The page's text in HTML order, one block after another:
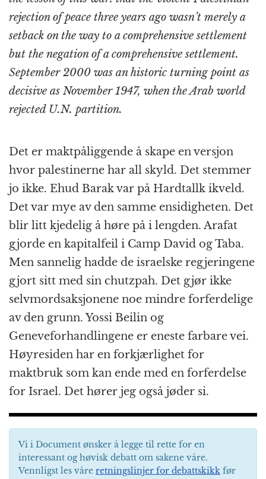
rejection of peace three years ago wasn’t merely a
setback on the way to a comprehensive settlement
but the negation of a comprehensive settlement.
September 2000 was an historic turning point as
decisive as November 1947, when the Arab world
rejected U.N. partition.
Det er maktpåliggende å skape en versjon
hvor palestinerne har all skyld. Det stemmer
jo ikke. Ehud Barak var på Hardtallk ikveld.
Det var mye av den samme ensidigheten. Det
blir litt kjedelig å høre på i lengden. Arafat
gjorde en kapitalfeil i Camp David og Taba.
Men sannelig hadde de israelske regjeringene
gjort sitt med sin chutzpah. Det gjør ikke
selvmordsaksjonene noe mindre forferdelige
av den grunn. Yossi Beilin og
Geneveforhandlingene er eneste farbare vei.
Høyresiden har en forkjærlighet for
maktbruk som kan ende med en forferdelse
for Israel. Det hører jeg også jøder si.
Vi i Document ønsker å legge til rette for en
interessant og høvisk debatt om sakene våre.
Vennligst les våre retningslinjer for debattskikk før